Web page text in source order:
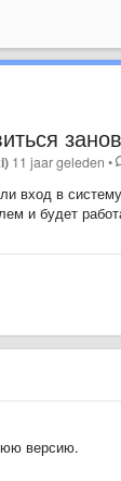
11 jaar geleden •
вход в
и будет
версию.